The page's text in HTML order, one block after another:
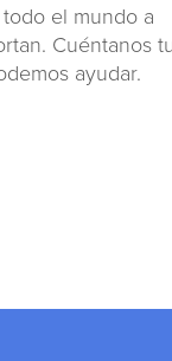
el mundo a
Cuéntanos
ayudar.